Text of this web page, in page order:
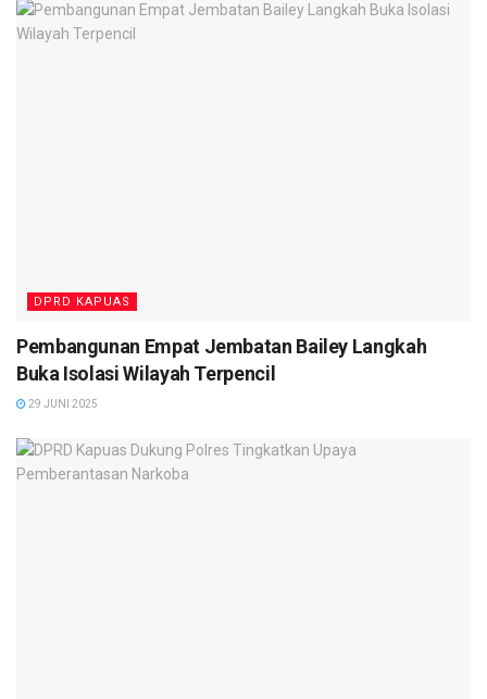
antara DPRD dan pemerintah daerah tetap terjaga agar
DPRD KAPUAS
Pembangunan Empat Jembatan Bailey Langkah
Buka Isolasi Wilayah Terpencil
29 JUNI 2025